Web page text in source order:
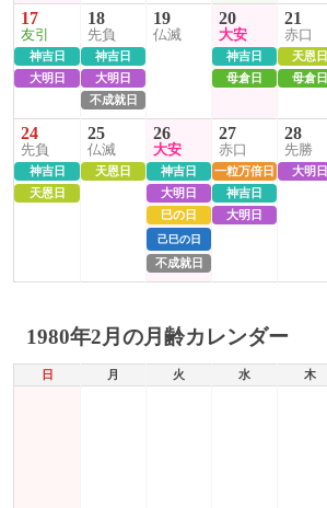
17
友引
神吉日
大明日
18
先負
神吉日
大明日
不成就日
19
仏滅
20
大安
神吉日
母倉日
21
赤口
天恩日
母倉日
24
先負
神吉日
天恩日
25
仏滅
天恩日
26
大安
神吉日
大明日
巳の日
己巳の日
不成就日
27
赤口
一粒万倍日
神吉日
大明日
28
先勝
大明日
1980年2月の月齢カレンダー
日 月 火 水 木